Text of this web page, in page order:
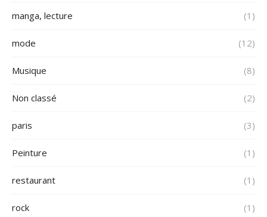
manga, lecture (1)
mode (12)
Musique (8)
Non classé (2)
paris (3)
Peinture (1)
restaurant (1)
rock (1)